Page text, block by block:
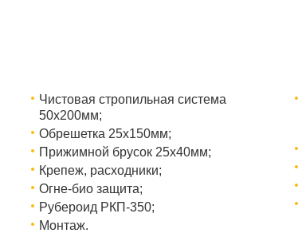
Чистовая стропильная система
50х200мм;
Обрешетка 25х150мм;
Прижимной брусок 25х40мм;
Крепеж, расходники;
Огне-био защита;
Рубероид РКП-350;
Монтаж.